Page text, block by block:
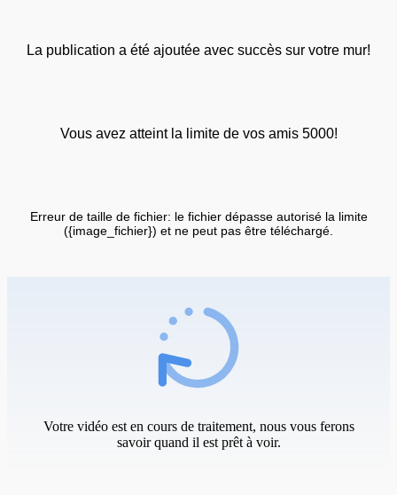
La publication a été ajoutée avec succès sur votre mur!
Vous avez atteint la limite de vos amis 5000!
Erreur de taille de fichier: le fichier dépasse autorisé la limite
({image_fichier}) et ne peut pas être téléchargé.
Votre vidéo est en cours de traitement, nous vous ferons
savoir quand il est prêt à voir.